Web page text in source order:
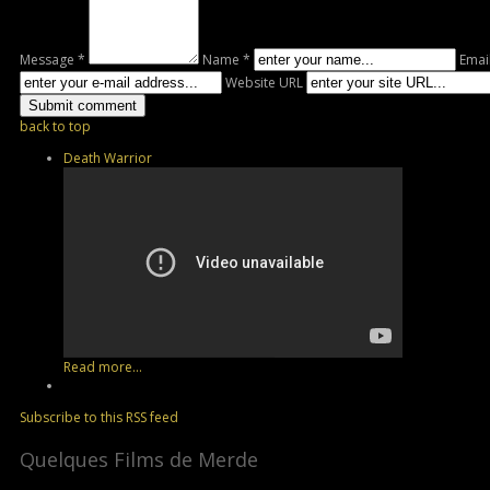
Message * Name *
Website URL
back to top
Death Warrior
Read more...
Subscribe to this RSS feed
Quelques Films de Merde